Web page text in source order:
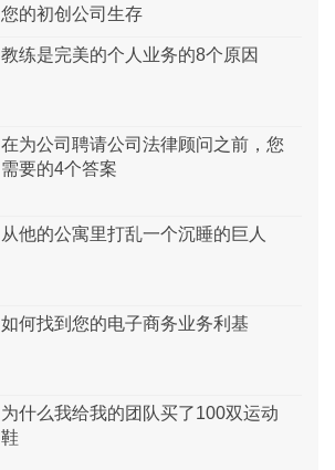
您的初创公司生存
教练是完美的个人业务的8个原因
在为公司聘请公司法律顾问之前，您
需要的4个答案
从他的公寓里打乱一个沉睡的巨人
如何找到您的电子商务业务利基
为什么我给我的团队买了100双运动
鞋